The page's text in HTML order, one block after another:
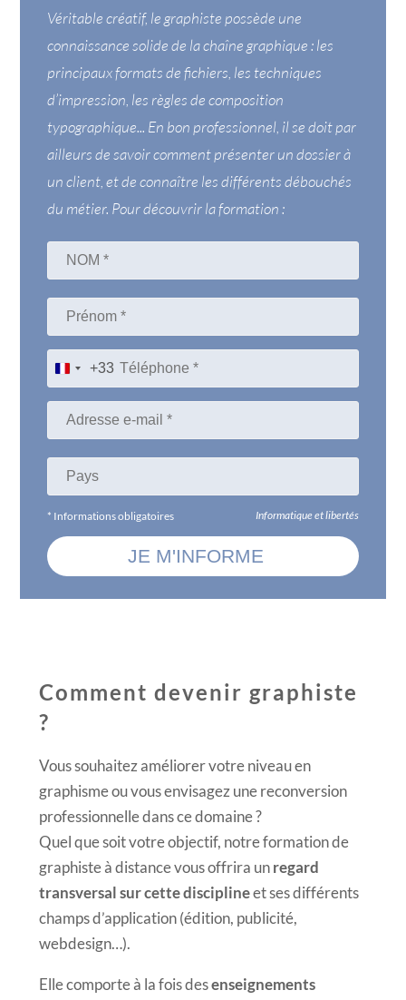
Véritable créatif, le graphiste possède une
connaissance solide de la chaîne graphique : les
principaux formats de fichiers, les techniques
d’impression, les règles de composition
typographique... En bon professionnel, il se doit par
ailleurs de savoir comment présenter un dossier à
un client, et de connaître les différents débouchés
du métier. Pour découvrir la formation :
+33
* Informations obligatoires Informatique et libertés
Comment devenir graphiste
?
Vous souhaitez améliorer votre niveau en
graphisme ou vous envisagez une reconversion
professionnelle dans ce domaine ?
Quel que soit votre objectif, notre formation de
graphiste à distance vous offrira un regard
transversal sur cette disciplineet ses différents
champs d’application (édition, publicité,
webdesign…).
Elle comporte à la fois desenseignements